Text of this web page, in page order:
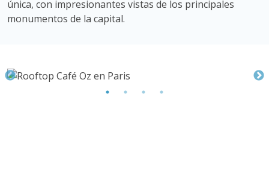
única, con impresionantes vistas de los principales
monumentos de la capital.